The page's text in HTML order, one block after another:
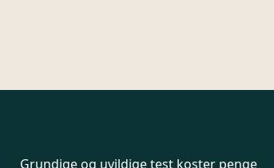
Grundige og uvildige test koster penge